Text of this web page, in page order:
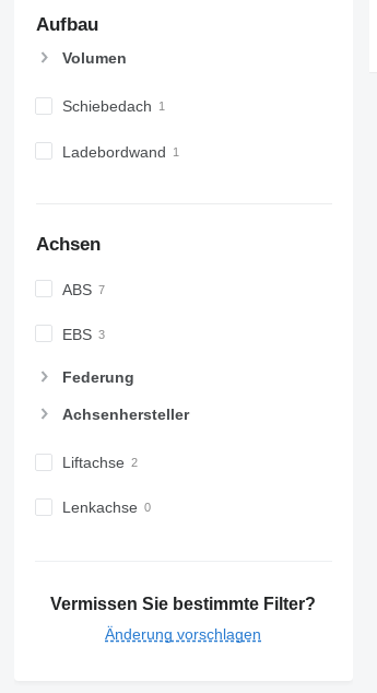
Aufbau
Volumen
Schiebedach
Ladebordwand
Achsen
ABS
EBS
Federung
Achsenhersteller
Liftachse
Lenkachse
Vermissen Sie bestimmte Filter?
Änderung vorschlagen